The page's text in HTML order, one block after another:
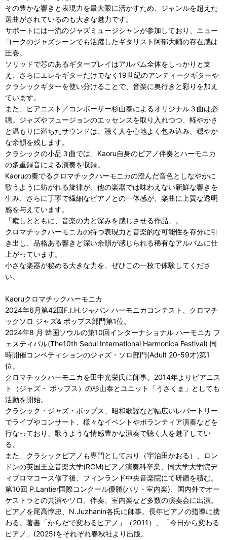
その豊かな響きと表現力を最大限に活かすため、ジャンルを超えた
選曲がされているのも大きな魅力です。
サポートには一流のジャズミュージシャンが参加しており、ニュー
ヨークのジャズシーンでも活躍したギタリスト阿部大輔の存在感は
圧巻。
ソリッドで芯のあるギタープレイはアルバム全体をしっかりと支
え、さらにエレキギターだけでなく19世紀のアンティークギターや
クラシックギターを使い分けることで、音楽に奥行きと彩りを加え
ています。
また、ピアニスト／コンポーザー杉山泰によるオリジナル３曲は必
聴。ジャズやフュージョンのエッセンスを取り入れつつ、軽やかさ
と温もりに満ちたサウンドは、聴く人を心地よく包み込み、穏やか
な余韻を残します。
クラシックの小品３曲では、Kaoru自身のピアノ伴奏とハーモニカ
の多重録音による演奏を収録。
Kaoruの奏でるクロマチックハーモニカの澄んだ音色としなやかに
歌うように紡がれる旋律が、他の楽器では味わえない新鮮な響きを
生み、さらに丁寧で繊細なピアノとの一体感が、楽曲に上質な透明
感を与えています。
「癒しとともに、音楽の力と深みを感じさせる作品」。
クロマチックハーモニカの持つ表現力と音楽的な可能性を存分に引
き出し、品格ある響きと深い余韻が感じられる稀有なアルバムに仕
上がっています。
小さな楽器が秘める大きな力を、ぜひこの一枚で体験してくださ
い。
Kaoruクロマチックハーモニカ
2024年6月第42回F.I.H.ジャパン ハーモニカコンテスト、クロマチ
ックソロ ジャズ& ポップス部門第1位。
2024年8 月 韓国ソウルの第10回インターナショナル ハーモニカ フ
ェスティバル(The10th Seoul International Harmonica Festival) 同
時開催コンペティションのジャズ・ソロ部門(Adult 20-59才)第1
位。
クロマチックハーモニカを田中光栄氏に師事。2014年よりピアニス
ト（ジャズ・ ポップス）の杉山泰とユニット「うさくま」としても
活動を開始。
クラシック・ジャズ・ポップス、昭和歌謡など幅広いレパートリー
でライブやコンサート、様々なイベントやボランティア演奏などを
行なっており、歌うような情感豊かな演奏で聴く人を魅了してい
る。
また、クラシックピアノも専門としており（宇治田かおる）、ロン
ドンの英国王立音楽大学(RCM)ピアノ演奏科卒業、同大学大学院デ
ィプロマコース修了後、フィンランド中央音楽院にて研鑽を積む。
第10回 P.Lantier国際コンクール優勝(パリ・室内楽)、国内外でオー
ケストラとの共演やソロ、伴奏、室内楽など多数の演奏会に出演。
ピアノを尾高惇忠、N.Juzhanin各氏に師事。長年ピアノの指導に携
わる。著書「からだで変わるピアノ」（2011）、「今日から変わる
ピアノ」(2025)をそれぞれ春秋社より出版。